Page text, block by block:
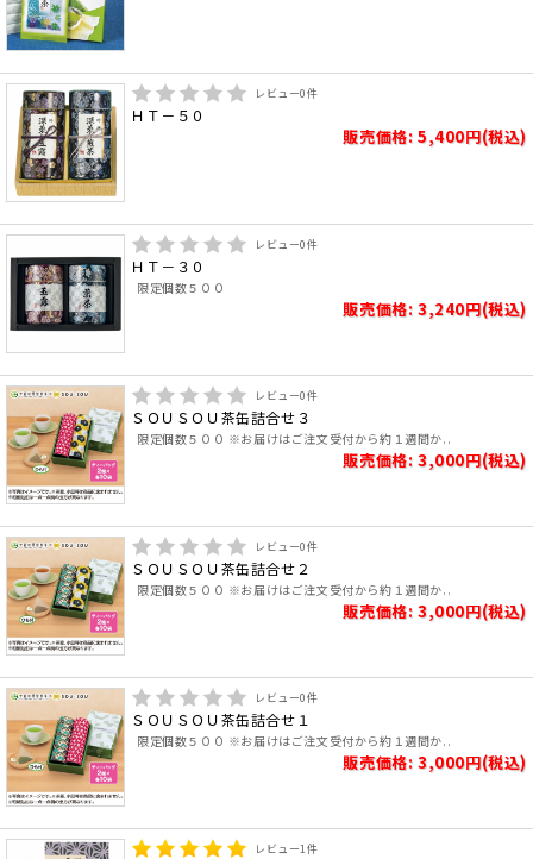
レビュー0件
ＨＴ－５０
販売価格: 5,400円(税込)
レビュー0件
ＨＴ－３０
限定個数５００
販売価格: 3,240円(税込)
レビュー0件
ＳＯＵＳＯＵ茶缶詰合せ３
限定個数５００ ※お届けはご注文受付から約１週間か..
販売価格: 3,000円(税込)
レビュー0件
ＳＯＵＳＯＵ茶缶詰合せ２
限定個数５００ ※お届けはご注文受付から約１週間か..
販売価格: 3,000円(税込)
レビュー0件
ＳＯＵＳＯＵ茶缶詰合せ１
限定個数５００ ※お届けはご注文受付から約１週間か..
販売価格: 3,000円(税込)
レビュー1件